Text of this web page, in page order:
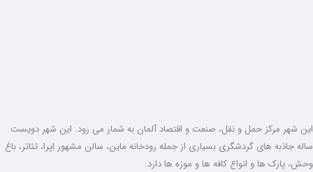
این شهر مرکز حمل و نقل، صنعت و اقتصاد آلمان به شمار می رود. این شهر دویست
ساله جاذبه های گردشگری بسیاری از جمله رودخانه ماین، سالن مشهور اپرا، تئاتر، باغ
وحش، پارک ها و انواع کافه ها و موزه ها دارد.